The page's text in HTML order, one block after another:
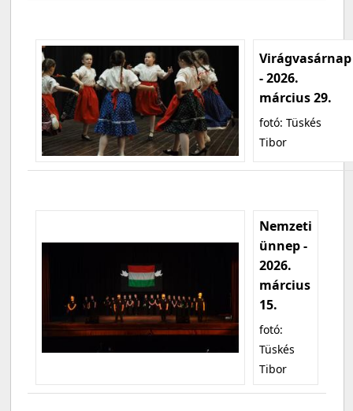
Virágvasárnap
- 2026.
március 29.
fotó: Tüskés
Tibor
Nemzeti
ünnep -
2026.
március
15.
fotó:
Tüskés
Tibor